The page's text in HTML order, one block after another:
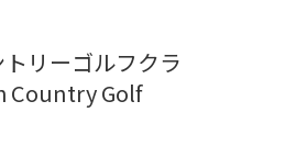
リーゴルフクラ
Country Golf